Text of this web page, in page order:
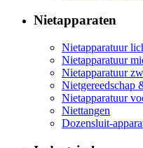
Nietapparaten
Nietapparatuur
Nietapparatuur
Nietapparatuur
Nietgereedschap
Nietapparatuur
Niettangen
Dozensluit-